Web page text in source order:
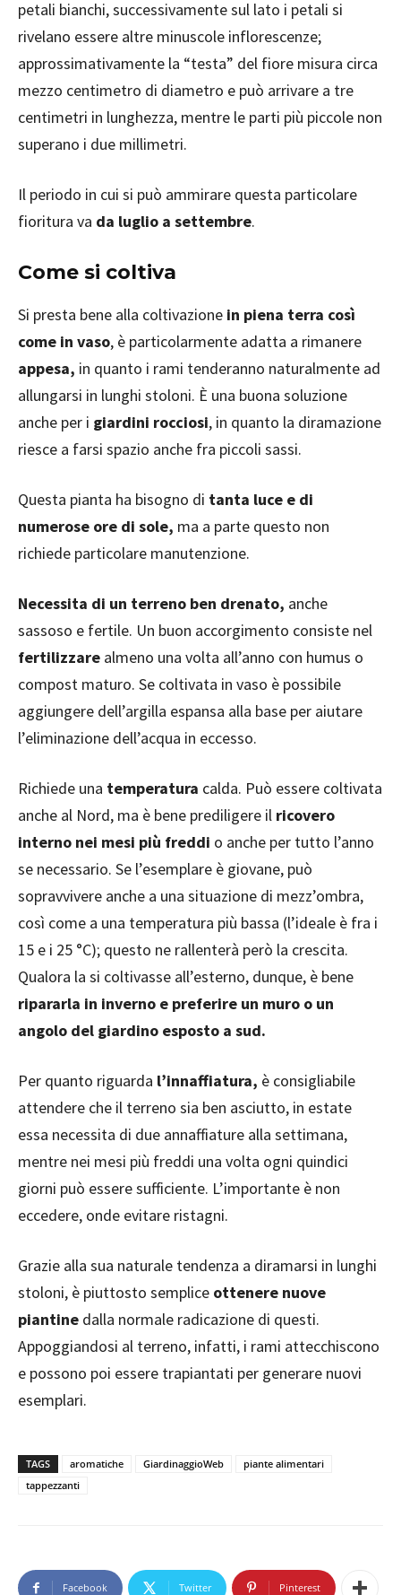
petali bianchi, successivamente sul lato i petali si
rivelano essere altre minuscole inflorescenze;
approssimativamente la “testa” del fiore misura circa
mezzo centimetro di diametro e può arrivare a tre
centimetri in lunghezza, mentre le parti più piccole non
superano i due millimetri.
Il periodo in cui si può ammirare questa particolare
fioritura va da luglio a settembre.
Come si coltiva
Si presta bene alla coltivazione in piena terra così
come in vaso, è particolarmente adatta a rimanere
appesa, in quanto i rami tenderanno naturalmente ad
allungarsi in lunghi stoloni. È una buona soluzione
anche per i giardini rocciosi, in quanto la diramazione
riesce a farsi spazio anche fra piccoli sassi.
Questa pianta ha bisogno di tanta luce e di
numerose ore di sole, ma a parte questo non
richiede particolare manutenzione.
Necessita di un terreno ben drenato, anche
sassoso e fertile. Un buon accorgimento consiste nel
fertilizzare almeno una volta all’anno con humus o
compost maturo. Se coltivata in vaso è possibile
aggiungere dell’argilla espansa alla base per aiutare
l’eliminazione dell’acqua in eccesso.
Richiede una temperatura calda. Può essere coltivata
anche al Nord, ma è bene prediligere il ricovero
interno nei mesi più freddi o anche per tutto l’anno
se necessario. Se l’esemplare è giovane, può
sopravvivere anche a una situazione di mezz’ombra,
così come a una temperatura più bassa (l’ideale è fra i
15 e i 25 °C); questo ne rallenterà però la crescita.
Qualora la si coltivasse all’esterno, dunque, è bene
ripararla in inverno e preferire un muro o un
angolo del giardino esposto a sud.
Per quanto riguarda l’innaffiatura, è consigliabile
attendere che il terreno sia ben asciutto, in estate
essa necessita di due annaffiature alla settimana,
mentre nei mesi più freddi una volta ogni quindici
giorni può essere sufficiente. L’importante è non
eccedere, onde evitare ristagni.
Grazie alla sua naturale tendenza a diramarsi in lunghi
stoloni, è piuttosto semplice ottenere nuove
piantine dalla normale radicazione di questi.
Appoggiandosi al terreno, infatti, i rami attecchiscono
e possono poi essere trapiantati per generare nuovi
esemplari.
TAGS aromatiche GiardinaggioWeb
piante alimentari
tappezzanti
Facebook Twitter Pinterest